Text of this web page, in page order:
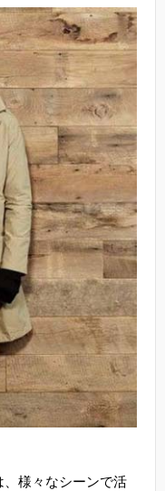
様々なシーンで活